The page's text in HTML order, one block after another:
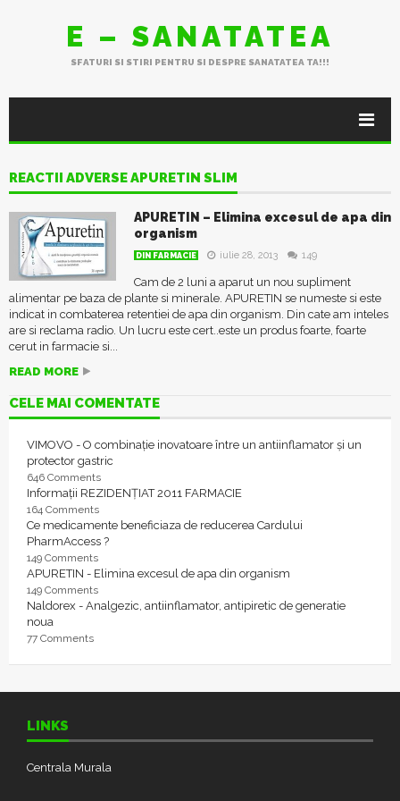
E – SANATATEA
SFATURI SI STIRI PENTRU SI DESPRE SANATATEA TA!!!
REACTII ADVERSE APURETIN SLIM
APURETIN – Elimina excesul de apa din
organism
DIN FARMACIE iulie 28, 2013 149
Cam de 2 luni a aparut un nou supliment
alimentar pe baza de plante si minerale. APURETIN se numeste si este
indicat in combaterea retentiei de apa din organism. Din cate am inteles
are si reclama radio. Un lucru este cert..este un produs foarte, foarte
cerut in farmacie si...
READ MORE
CELE MAI COMENTATE
VIMOVO - O combinație inovatoare între un antiinflamator și un
protector gastric
646 Comments
Informații REZIDENȚIAT 2011 FARMACIE
164 Comments
Ce medicamente beneficiaza de reducerea Cardului
PharmAccess ?
149 Comments
APURETIN - Elimina excesul de apa din organism
149 Comments
Naldorex - Analgezic, antiinflamator, antipiretic de generatie
noua
77 Comments
LINKS
Centrala Murala